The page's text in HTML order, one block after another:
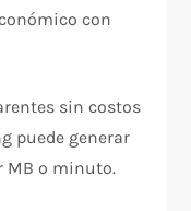
con
sin costos
puede generar
MB o minuto.​